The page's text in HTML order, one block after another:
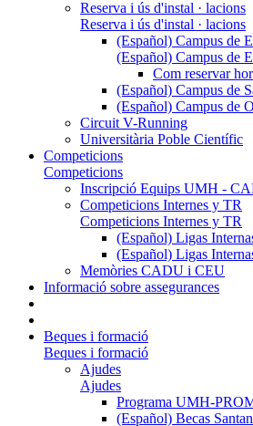
Reserva i ús d'instal · lacions
Reserva i ús d'instal · lacions
(Español) Campus de
(Español) Campus de
Com reservar
(Español) Campus de
(Español) Campus de
Circuit V-Running
Universitària Poble Científic
Competicions
Competicions
Inscripció Equips UMH -
Competicions Internes y TR
Competicions Internes y TR
(Español) Ligas
(Español) Ligas
Memòries CADU i CEU
Informació sobre assegurances
Beques i formació
Beques i formació
Ajudes
Ajudes
Programa UMH-
(Español) Becas